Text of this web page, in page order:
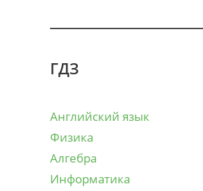
ГДЗ
Английский язык
Физика
Алгебра
Информатика